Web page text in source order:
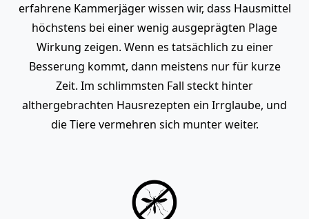
erfahrene Kammerjäger wissen wir, dass Hausmittel
höchstens bei einer wenig ausgeprägten Plage
Wirkung zeigen. Wenn es tatsächlich zu einer
Besserung kommt, dann meistens nur für kurze
Zeit. Im schlimmsten Fall steckt hinter
althergebrachten Hausrezepten ein Irrglaube, und
die Tiere vermehren sich munter weiter.